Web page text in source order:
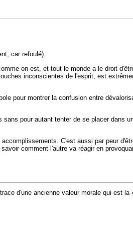
car refoulé).
on est, et tout le monde a le droit
inconscientes de l'esprit, est
pour montrer la confusion entre
pour autant tenter de se placer dans
C'est aussi par peur
comment l'autre va réagir en
d'une ancienne valeur morale qui est la